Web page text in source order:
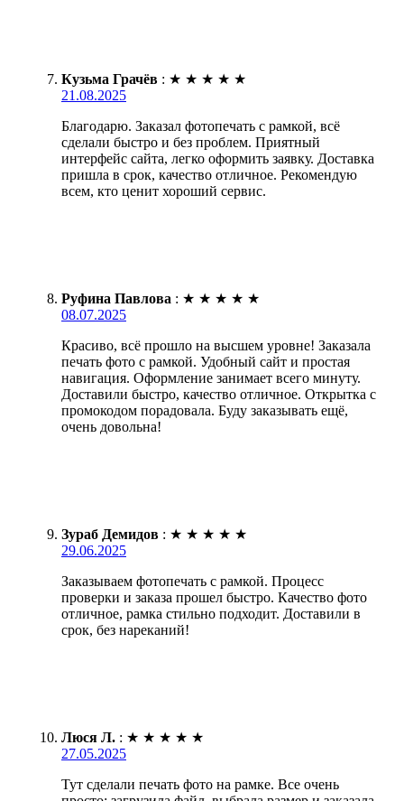
Кузьма Грачёв : ★ ★ ★ ★ ★
21.08.2025
Благодарю. Заказал фотопечать с рамкой, всё
сделали быстро и без проблем. Приятный
интерфейс сайта, легко оформить заявку. Доставка
пришла в срок, качество отличное. Рекомендую
всем, кто ценит хороший сервис.
Руфина Павлова : ★ ★ ★ ★ ★
08.07.2025
Красиво, всё прошло на высшем уровне! Заказала
печать фото с рамкой. Удобный сайт и простая
навигация. Оформление занимает всего минуту.
Доставили быстро, качество отличное. Открытка с
промокодом порадовала. Буду заказывать ещё,
очень довольна!
Зураб Демидов : ★ ★ ★ ★ ★
29.06.2025
Заказываем фотопечать с рамкой. Процесс
проверки и заказа прошел быстро. Качество фото
отличное, рамка стильно подходит. Доставили в
срок, без нареканий!
Люся Л. : ★ ★ ★ ★ ★
27.05.2025
Тут сделали печать фото на рамке. Все очень